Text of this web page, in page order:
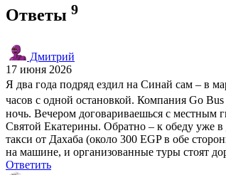
Ответы 9
Дмитрий
17 июня 2026
Я два года подряд ездил на Синай сам – в
часов с одной остановкой. Компания Go
ночь. Вечером договариваешься с местным
Святой Екатерины. Обратно – к обеду уже в
такси от Дахаба (около 300 EGP в обе
на машине, и организованные туры стоят
Ответить